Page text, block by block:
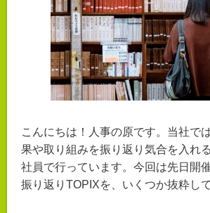
こんにちは！人事の原です。当社で
果や取り組みを振り返り気合を入れ
社員で行っています。今回は先日開
振り返りTOPIXを、いくつか抜粋し